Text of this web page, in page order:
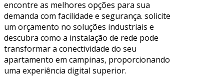
encontre as melhores opções para sua
demanda com facilidade e segurança. solicite
um orçamento no soluções industriais e
descubra como a instalação de rede pode
transformar a conectividade do seu
apartamento em campinas, proporcionando
uma experiência digital superior.